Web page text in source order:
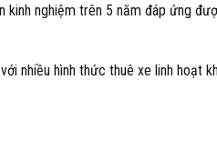
kinh nghiệm trên 5 năm đáp ứng
nhiều hình thức thuê xe linh hoạt